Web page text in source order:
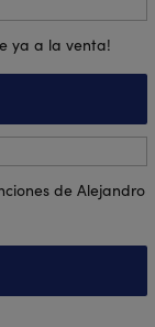
ya a la venta!
de Alejandro